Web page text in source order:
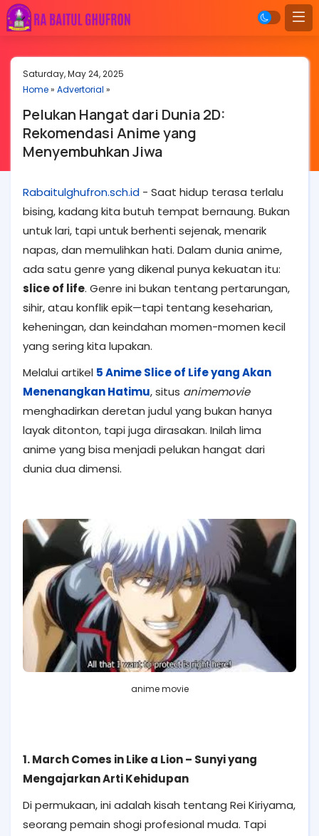
Saturday, May 24, 2025
Home» Advertorial »
Pelukan Hangat dari Dunia 2D:
Rekomendasi Anime yang
Menyembuhkan Jiwa
Rabaitulghufron.sch.id - Saat hidup terasa terlalu
bising, kadang kita butuh tempat bernaung. Bukan
untuk lari, tapi untuk berhenti sejenak, menarik
napas, dan memulihkan hati. Dalam dunia anime,
ada satu genre yang dikenal punya kekuatan itu:
slice of life. Genre ini bukan tentang pertarungan,
sihir, atau konflik epik—tapi tentang keseharian,
keheningan, dan keindahan momen-momen kecil
yang sering kita lupakan.
Melalui artikel 5 Anime Slice of Life yang Akan
Menenangkan Hatimu, situs animemovie
menghadirkan deretan judul yang bukan hanya
layak ditonton, tapi juga dirasakan. Inilah lima
anime yang bisa menjadi pelukan hangat dari
dunia dua dimensi.
anime movie
1. March Comes in Like a Lion – Sunyi yang
Mengajarkan Arti Kehidupan
Di permukaan, ini adalah kisah tentang Rei Kiriyama,
seorang pemain shogi profesional muda. Tapi